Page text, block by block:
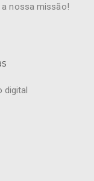
a nossa missão!
digital